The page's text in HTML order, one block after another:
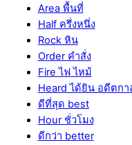
Area พื้นที่
Half ครึ่งหนึ่ง
Rock หิน
Order คำสั่ง
Fire ไฟ ไหม้
Heard ได้ยิน อดีตกา
ดีที่สุด best
Hour ชั่วโมง
ดีกว่า better